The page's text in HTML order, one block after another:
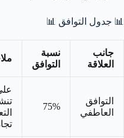
📊 جدول التوافق 📊
جانب
العلاقة
نسبة
التوافق
التوافق
العاطفي
75%